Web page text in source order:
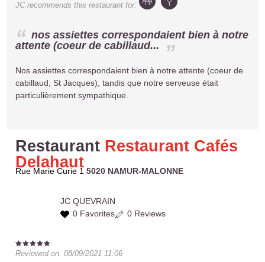
JC recommends this restaurant for:
nos assiettes correspondaient bien à notre
attente (coeur de cabillaud...
Nos assiettes correspondaient bien à notre attente (coeur de
cabillaud, St Jacques), tandis que notre serveuse était
particulièrement sympathique.
Restaurant Restaurant Cafés
Delahaut
Rue Marie Curie 15020 NAMUR-MALONNE
JC QUEVRAIN
0 Favorites
0 Reviews
Reviewed on08/09/2021 11:06